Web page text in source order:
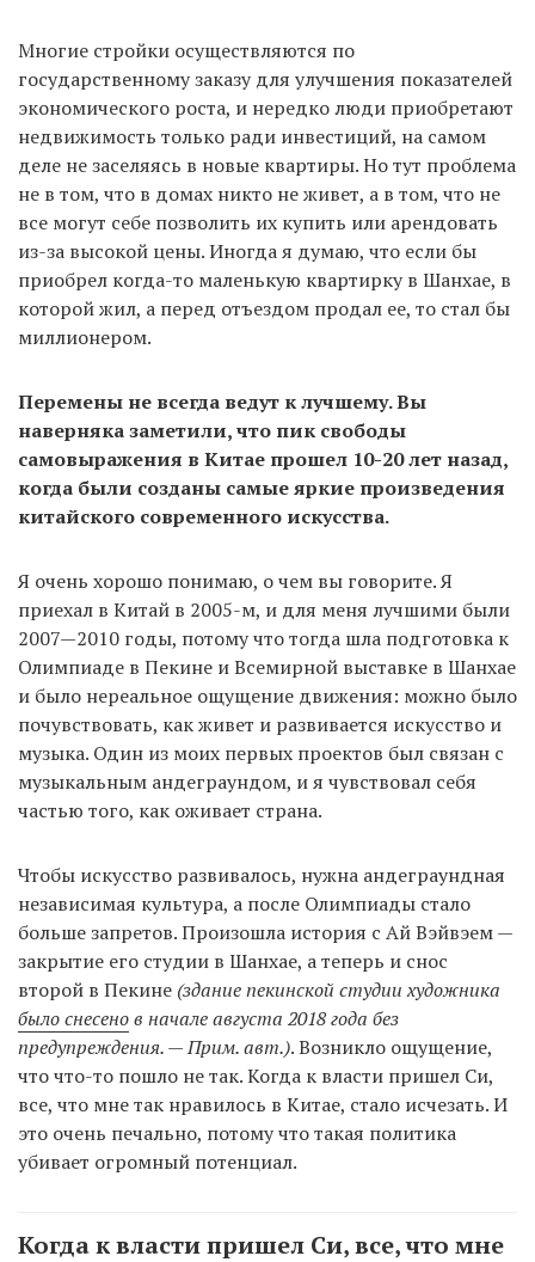
Многие стройки осуществляются по
государственному заказу для улучшения показателей
экономического роста, и нередко люди приобретают
недвижимость только ради инвестиций, на самом
деле не заселяясь в новые квартиры. Но тут проблема
не в том, что в домах никто не живет, а в том, что не
все могут себе позволить их купить или арендовать
из-за высокой цены. Иногда я думаю, что если бы
приобрел когда-то маленькую квартирку в Шанхае, в
которой жил, а перед отъездом продал ее, то стал бы
миллионером.
Перемены не всегда ведут к лучшему. Вы
наверняка заметили, что пик свободы
самовыражения в Китае прошел 10-20 лет назад,
когда были созданы самые яркие произведения
китайского современного искусства.
Я очень хорошо понимаю, о чем вы говорите. Я
приехал в Китай в 2005-м, и для меня лучшими были
2007—2010 годы, потому что тогда шла подготовка к
Олимпиаде в Пекине и Всемирной выставке в Шанхае
и было нереальное ощущение движения: можно было
почувствовать, как живет и развивается искусство и
музыка. Один из моих первых проектов был связан с
музыкальным андеграундом, и я чувствовал себя
частью того, как оживает страна.
Чтобы искусство развивалось, нужна андеграундная
независимая культура, а после Олимпиады стало
больше запретов. Произошла история с Ай Вэйвэем —
закрытие его студии в Шанхае, а теперь и снос
второй в Пекине (здание пекинской студии художника
было снесенов начале августа 2018 года без
предупреждения. — Прим. авт.). Возникло ощущение,
что что-то пошло не так. Когда к власти пришел Си,
все, что мне так нравилось в Китае, стало исчезать. И
это очень печально, потому что такая политика
убивает огромный потенциал.
Когда к власти пришел Си, все, что мне